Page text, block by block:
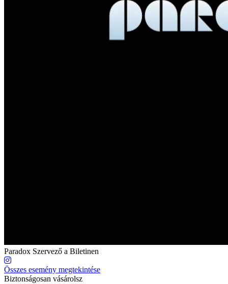
Paradox Szervező a Biletinen
Összes esemény megtekintése
Biztonságosan vásárolsz